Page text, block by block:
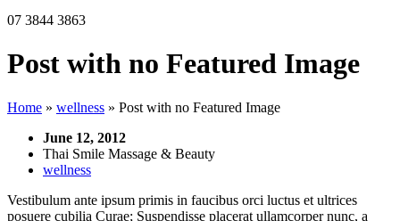
07 3844 3863
Post with no Featured Image
Home » wellness » Post with no Featured Image
June 12, 2012
Thai Smile Massage & Beauty
wellness
Vestibulum ante ipsum primis in faucibus orci luctus et ultrices
posuere cubilia Curae; Suspendisse placerat ullamcorper nunc, a